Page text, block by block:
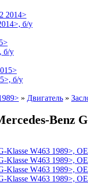
б/у
б/у
б/у
» Двигатель »
Benz